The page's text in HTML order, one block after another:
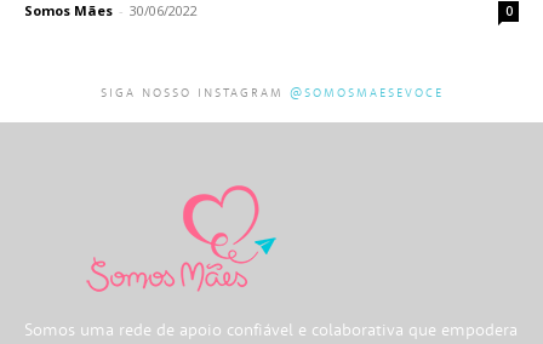
Somos Mães - 30/06/2022 0
SIGA NOSSO INSTAGRAM @SOMOSMAESEVOCE
Somos uma rede de apoio confiável e colaborativa que empodera